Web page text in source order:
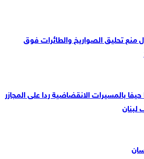
منع تحليق الصواريخ والطائرات فوق
بالمسيرات الانقضاضية ردا على المجازر
لبنان